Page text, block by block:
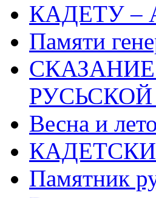
КАДЕТУ –
Памяти
Весна и
Памятник